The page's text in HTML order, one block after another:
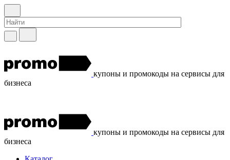
купоны и промокоды на сервисы для
бизнеса
купоны и промокоды на сервисы для
бизнеса